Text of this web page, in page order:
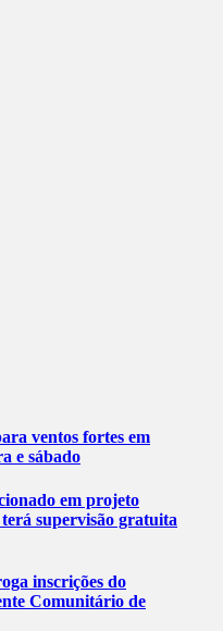
ventos fortes em
e sábado
em projeto
supervisão gratuita
inscrições do
Comunitário de